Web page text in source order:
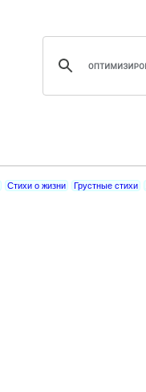
Стихи о жизни Грустные стихи